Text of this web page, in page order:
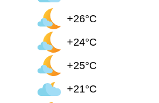
+26°C
+24°C
+25°C
+21°C